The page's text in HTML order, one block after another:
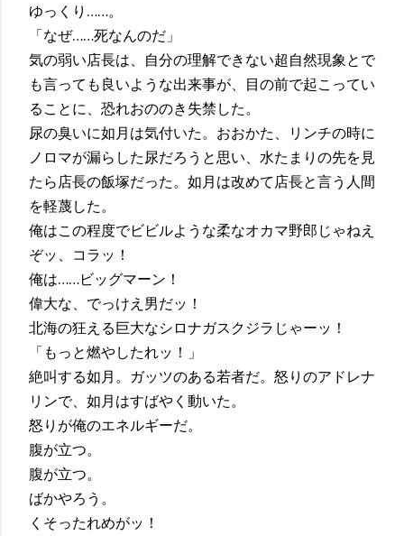
ゆっくり……。
「なぜ……死なんのだ」
気の弱い店長は、自分の理解できない超自然現象とで
も言っても良いような出来事が、目の前で起こってい
ることに、恐れおののき失禁した。
尿の臭いに如月は気付いた。おおかた、リンチの時に
ノロマが漏らした尿だろうと思い、水たまりの先を見
たら店長の飯塚だった。如月は改めて店長と言う人間
を軽蔑した。
俺はこの程度でビビルような柔なオカマ野郎じゃねえ
ぞッ、コラッ！
俺は……ビッグマーン！
偉大な、でっけえ男だッ！
北海の狂える巨大なシロナガスクジラじゃーッ！
「もっと燃やしたれッ！」
絶叫する如月。ガッツのある若者だ。怒りのアドレナ
リンで、如月はすばやく動いた。
怒りが俺のエネルギーだ。
腹が立つ。
腹が立つ。
ばかやろう。
くそったれめがッ！